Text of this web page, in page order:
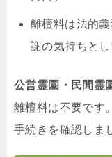
離檀料は法的
謝の気持ちと
公営霊園・民間霊
離檀料は不要です
手続きを確認しま